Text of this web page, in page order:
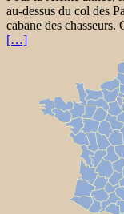
au-dessus du col des
cabane des
[…]